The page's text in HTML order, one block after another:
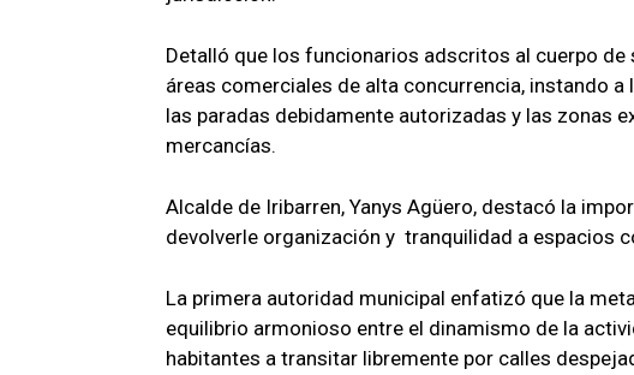
Detalló que los funcionarios adscritos al cuerpo
áreas comerciales de alta concurrencia, instando
las paradas debidamente autorizadas y las zonas
mercancías.
Alcalde de Iribarren, Yanys Agüero, destacó la
devolverle organización y tranquilidad a espacios
La primera autoridad municipal enfatizó que la
equilibrio armonioso entre el dinamismo de la
habitantes a transitar libremente por calles